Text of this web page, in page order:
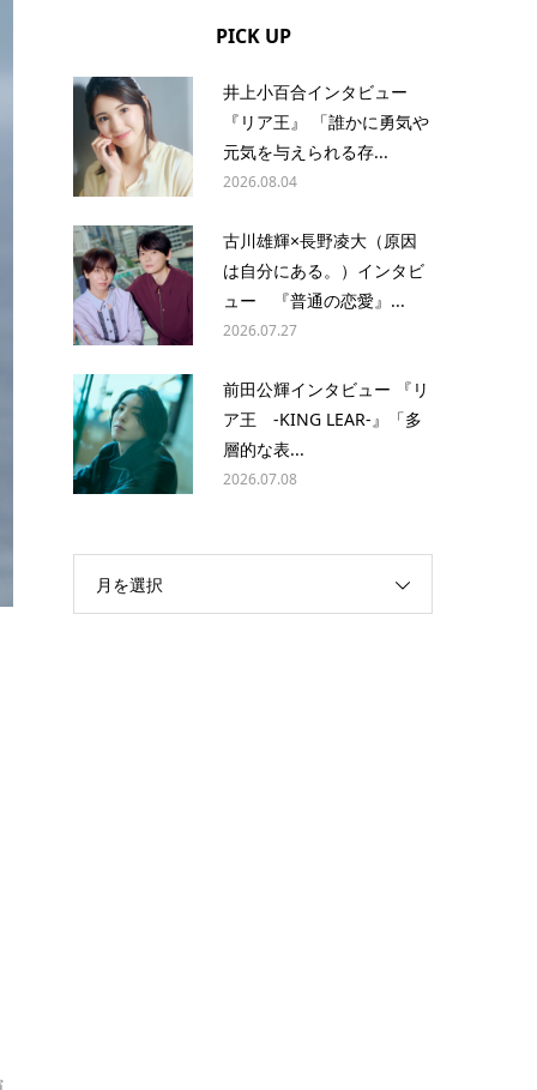
PICK UP
井上小百合インタビュー
『リア王』 「誰かに勇気や
元気を与えられる存...
2026.08.04
古川雄輝×長野凌大（原因
は自分にある。）インタビ
ュー 『普通の恋愛』...
2026.07.27
前田公輝インタビュー 『リ
ア王 -KING LEAR-』「多
層的な表...
2026.07.08
月を選択